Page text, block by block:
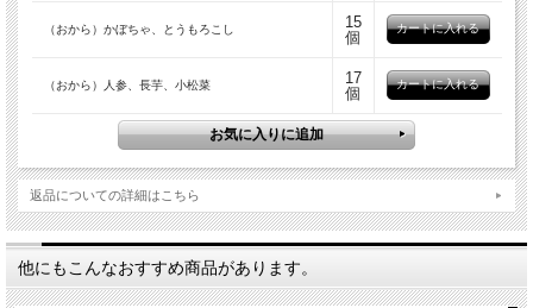
帯びることがありますが、体に害はございませんのでご
安心ください
内容量
※手切りのため、重さに多少の違いがございます
配送・保管について
・冷凍便でお届けいたします（置き配不可）
・お受け取り後は冷凍庫で保存してください（常温保存不
（おから）かぼちゃ、とうもろこし
15
個
（おから）人参、長芋、小松菜
17
個
返品についての詳細はこちら
他にもこんなおすすめ商品があります。